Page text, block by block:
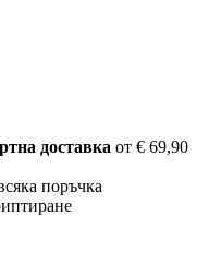
доставка от € 69,90
поръчка